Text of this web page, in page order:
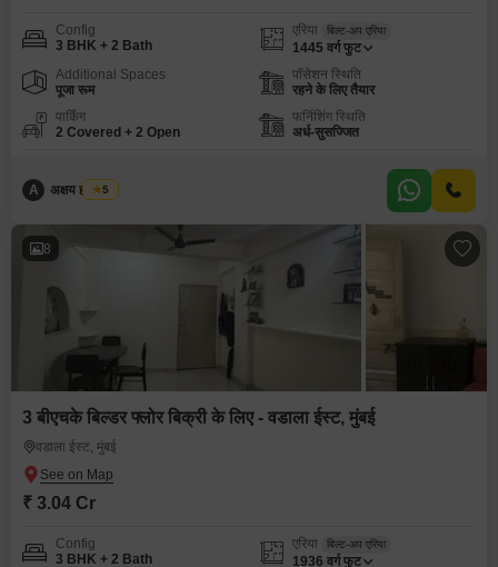
Config
3 BHK + 2 Bath
एरिया बिल्ट-अप एरिया
1445 वर्ग फुट
Additional Spaces
पूजा रूम
पॉसेशन स्थिति
रहने के लिए तैयार
पार्किंग
2 Covered + 2 Open
फर्निशिंग स्थिति
अर्ध-सुसज्जित
A अक्षय ह पाटील
5
8
3 बीएचके बिल्डर फ्लोर बिक्री के लिए - वडाला ईस्ट, मुंबई
वडाला ईस्ट, मुंबई
₹ 3.04 Cr
Config
3 BHK + 2 Bath
एरिया बिल्ट-अप एरिया
1936 वर्ग फुट